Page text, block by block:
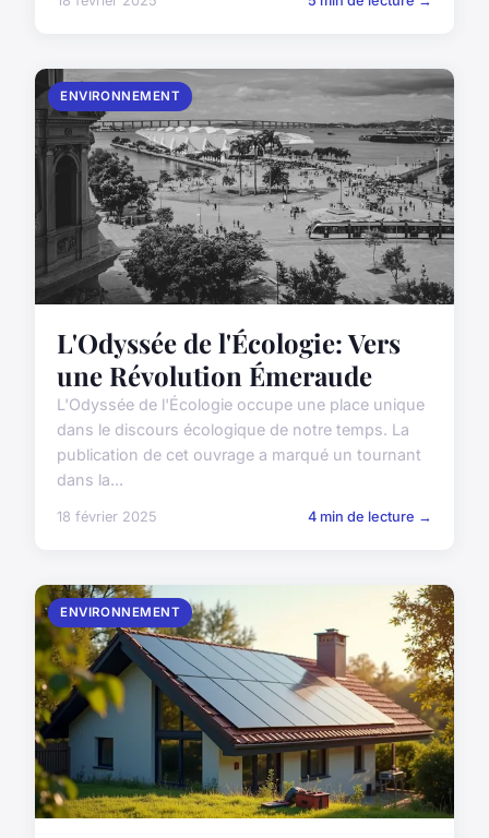
ENVIRONNEMENT
L'Odyssée de l'Écologie: Vers
une Révolution Émeraude
L'Odyssée de l'Écologie occupe une place unique
dans le discours écologique de notre temps. La
publication de cet ouvrage a marqué un tournant
dans la...
18 février 2025 4 min de lecture →
ENVIRONNEMENT